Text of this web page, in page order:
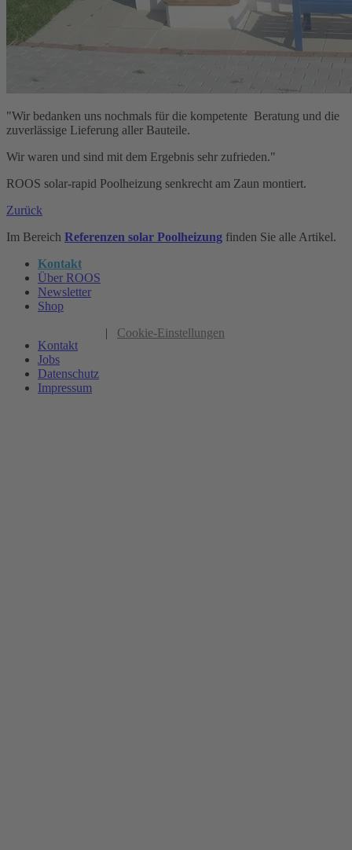
"Wir bedanken uns nochmals für die kompetente Beratung und die
zuverlässige Lieferung aller Bauteile.
Wir waren und sind mit dem Ergebnis sehr zufrieden."
ROOS solar-rapid Poolheizung senkrecht am Zaun montiert.
Zurück
Im Bereich Referenzen solar Poolheizung finden Sie alle Artikel.
Kontakt
Über ROOS
Newsletter
Shop
Kontakt
Jobs
Datenschutz
Impressum
| Cookie-Einstellungen